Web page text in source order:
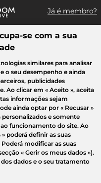
Já é membro?
uma venda...
Casa Criança Beleza
se com a sua
similares para analisar
o seu desempenho e ainda
publicidades
Ao clicar em « Aceito », aceita
informações sejam
ainda optar por « Recusar »
personalizados e somente
funcionamento do site. Ao
» poderá definir as suas
modificar as suas
« Gerir os meus dados »).
dados e o seu tratamento